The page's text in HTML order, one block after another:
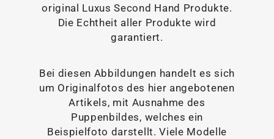
original Luxus Second Hand Produkte.
Die Echtheit aller Produkte wird
garantiert.
Bei diesen Abbildungen handelt es sich
um Originalfotos des hier angebotenen
Artikels, mit Ausnahme des
Puppenbildes, welches ein
Beispielfoto darstellt. Viele Modelle